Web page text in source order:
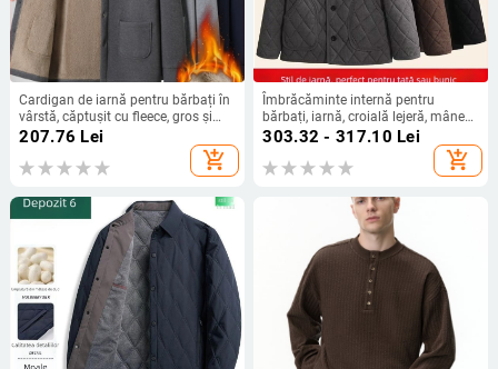
Cardigan de iarnă pentru bărbați în
vârstă, căptușit cu fleece, gros și
cald, cu nasturi în față
207.76 Lei
add_shopping_cart
Îmbrăcăminte internă pentru
bărbați, iarnă, croială lejeră, mâneci
lungi, strat gros de bumbac
303.32 - 317.10 Lei
add_shopping_cart